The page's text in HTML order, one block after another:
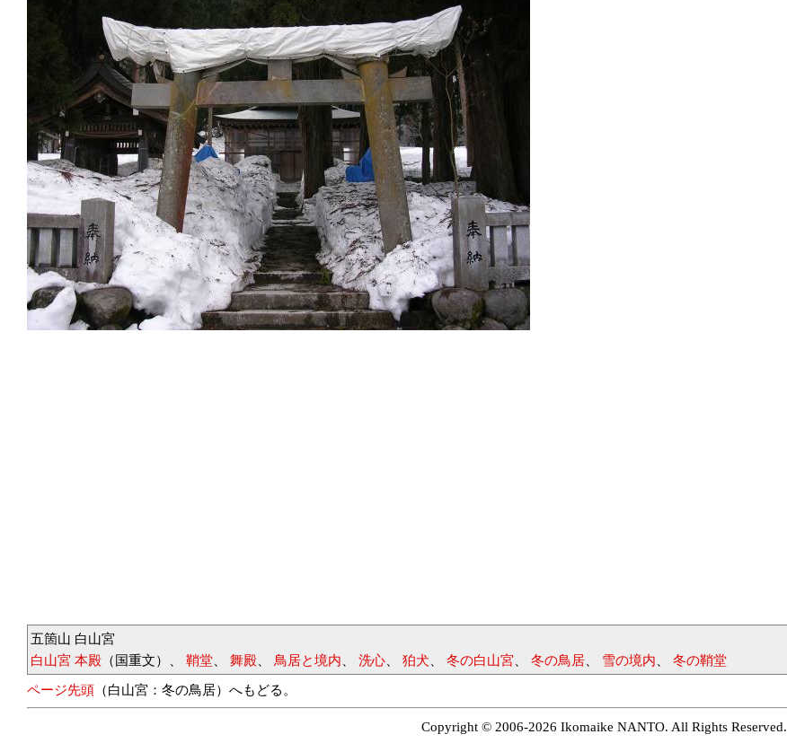
五箇山 白山宮
白山宮 本殿 （国重文）、 鞘堂 舞殿 鳥居と境内 洗心 狛犬 冬の白山宮 冬の鳥居 雪の境内 冬の鞘堂
ページ先頭 （白山宮：冬の鳥居）へもどる。
Copyright © 2006-2026 Ikomaike NANTO. All Rights Reserved.